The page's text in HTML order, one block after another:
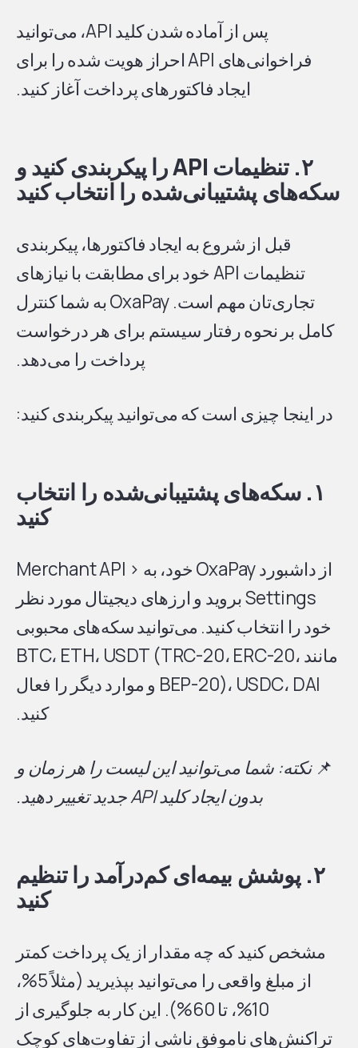
پس از آماده شدن کلید API، می‌توانید
فراخوانی‌های API احراز هویت شده را برای
ایجاد فاکتورهای پرداخت آغاز کنید.
۲. تنظیمات API را پیکربندی کنید و
سکه‌های پشتیبانی‌شده را انتخاب کنید
قبل از شروع به ایجاد فاکتورها، پیکربندی
تنظیمات API خود برای مطابقت با نیازهای
تجاری‌تان مهم است. OxaPay به شما کنترل
کامل بر نحوه رفتار سیستم برای هر درخواست
پرداخت را می‌دهد.
در اینجا چیزی است که می‌توانید پیکربندی کنید:
۱. سکه‌های پشتیبانی‌شده را انتخاب
کنید
از داشبورد OxaPay خود، به Merchant API >
Settings بروید و ارزهای دیجیتال مورد نظر
خود را انتخاب کنید. می‌توانید سکه‌های محبوبی
مانند BTC، ETH، USDT (TRC-20، ERC-20،
BEP-20)، USDC، DAI و موارد دیگر را فعال
کنید.
📌نکته: شما می‌توانید این لیست را هر زمان و
بدون ایجاد کلید API جدید تغییر دهید.
۲. پوشش بیمه‌ای کم‌درآمد را تنظیم
کنید
مشخص کنید که چه مقدار از یک پرداخت کمتر
از مبلغ واقعی را می‌توانید بپذیرید (مثلاً 5%،
10%، تا 60%). این کار به جلوگیری از
تراکنش‌های ناموفق ناشی از تفاوت‌های کوچک